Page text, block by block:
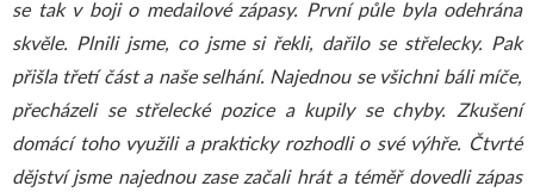
se tak v boji o medailové zápasy. První půle byla odehrána
skvěle. Plnili jsme, co jsme si řekli, dařilo se střelecky. Pak
přišla třetí část a naše selhání. Najednou se všichni báli míče,
přecházeli se střelecké pozice a kupily se chyby. Zkušení
domácí toho využili a prakticky rozhodli o své výhře. Čtvrté
dějství jsme najednou zase začali hrát a téměř dovedli zápas